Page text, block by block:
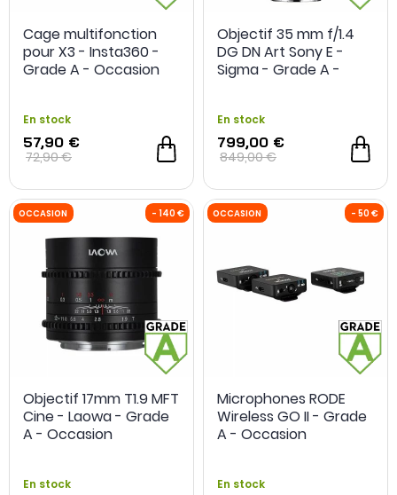
OCCASION
Cage multifonction
pour X3 - Insta360 -
Grade A - Occasion
En stock
57,90 €
72,90 €
Objectif 35 mm f/1.4
DG DN Art Sony E -
Sigma - Grade A -
En stock
799,00 €
849,00 €
Objectif 17mm T1.9 MFT
Cine - Laowa - Grade
A - Occasion
En stock
Microphones RODE
Wireless GO II - Grade
A - Occasion
En stock